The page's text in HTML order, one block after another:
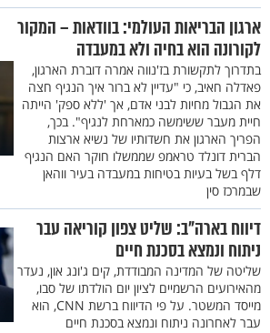
ארגון הבריאות העולמי: בוודאות – המקור
לקורונה הוא בחיה ולא במעבדה
בתדרוך לתקשורת בז'נווה אמרה דוברת הארגון,
פאדלה חאיב, כי "עדיין לא ברור איך הנגיף חצה
את הגבול מחיות לבני אדם, אך 'ללא ספק' הייתה
חיית מעבר ששימשה כמארחת לנגיף". בכך,
הפריך הארגון את חשדותיו של נשיא ארצות
הברית דונלד טראמפ שממשלו חוקר האם הנגיף
דלף בשל בעיות בטיחות במעבדה בעיר ווהאן
שבמרכז סין
דיווח בארה"ב: שליט צפון קוריאה עבר
ניתוח ונמצא בסכנת חיים
שליטה של המדינה המבודדת, קים ג'ונג און, נעדר
מהאירועים הרשמיים לציון יום הולדתו של סבו,
מייסד המשטר. על פי הדיווח ברשת CNN, הוא
עבר לאחרונה ניתוח ונמצא בסכנת חיים